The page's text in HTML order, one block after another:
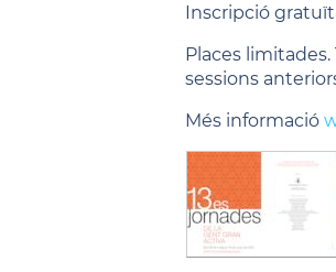
Inscripció
Places
sessions
Més informació